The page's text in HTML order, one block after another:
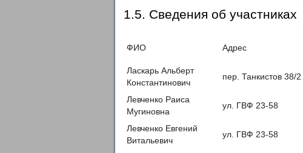
1.5. Сведения об участниках
ФИО Адрес
Ласкарь Альберт
Константинович
пер. Танкистов 38/2
Левченко Раиса
Мугиновна
ул. ГВФ 23-58
Левченко Евгений
Витальевич
ул. ГВФ 23-58